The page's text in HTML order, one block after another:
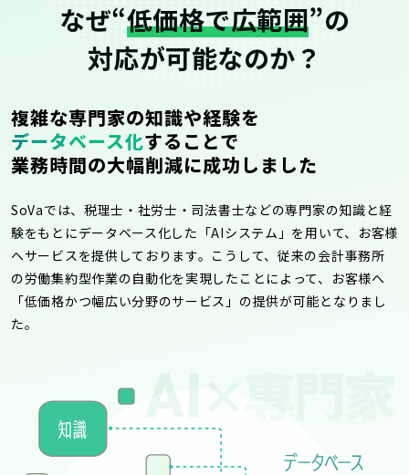
なぜ“低価格で広範囲”の
対応が可能なのか？
複雑な専門家の知識や経験を
データベース化することで
業務時間の大幅削減に成功しました
SoVaでは、税理士・社労士・司法書士などの専門家の知識と経
験をもとにデータベース化した「AIシステム」を用いて、お客様
へサービスを提供しております。こうして、従来の会計事務所
の労働集約型作業の自動化を実現したことによって、お客様へ
「低価格かつ幅広い分野のサービス」の提供が可能となりまし
た。